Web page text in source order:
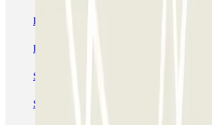
Parkélis Lefebvre
Forum des Halles-Rambuteau
SAEMES Méditerranée Gare de Lyon
SAEMES Goutte d'Or - Gare du Nord